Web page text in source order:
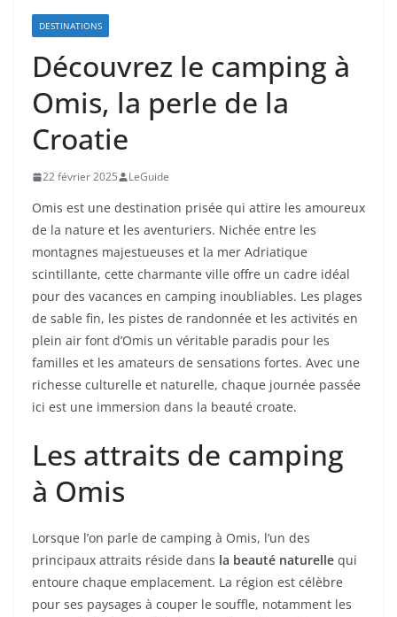
DESTINATIONS
Découvrez le camping à
Omis, la perle de la
Croatie
22 février 2025 LeGuide
Omis est une destination prisée qui attire les amoureux
de la nature et les aventuriers. Nichée entre les
montagnes majestueuses et la mer Adriatique
scintillante, cette charmante ville offre un cadre idéal
pour des vacances en camping inoubliables. Les plages
de sable fin, les pistes de randonnée et les activités en
plein air font d’Omis un véritable paradis pour les
familles et les amateurs de sensations fortes. Avec une
richesse culturelle et naturelle, chaque journée passée
ici est une immersion dans la beauté croate.
Les attraits de camping
à Omis
Lorsque l’on parle de camping à Omis, l’un des
principaux attraits réside dans la beauté naturelle qui
entoure chaque emplacement. La région est célèbre
pour ses paysages à couper le souffle, notamment les